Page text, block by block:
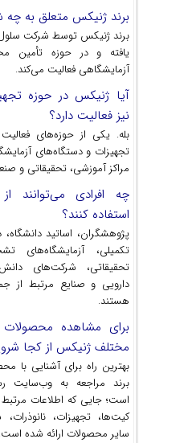
برند ژنیکس متعلق به
برند ژنیکس توسط شرکت سلول
یافته و در حوزه تأمین
آزمایشگاهی فعالیت می‌کند.
آیا ژنیکس در حوزه
نیز فعالیت دارد؟
بله. یکی از حوزه‌های فعالیت
تجهیزات و دستگاه‌های
مراکز آموزشی، تحقیقاتی و
چه افرادی می‌توانند
استفاده کنند؟
پژوهشگران، اساتید
تکمیلی، آزمایشگاه‌های
تحقیقاتی، شرکت‌های
دارویی و صنایع مرتبط از
هستند.
برای مشاهده
مختلف ژنیکس از کجا
بهترین راه برای آشنایی با
است؛ جایی که اطلاعات مرتبط
کیت‌ها، تجهیزات،
سایر محصولات ارائه شده است.